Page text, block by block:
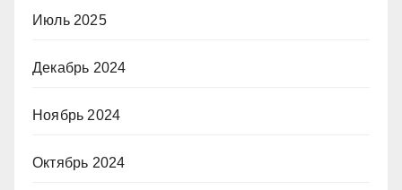
Июль 2025
Декабрь 2024
Ноябрь 2024
Октябрь 2024